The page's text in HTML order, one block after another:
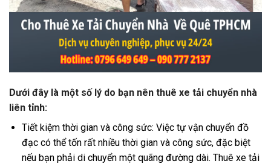
Dưới đây là một số lý do bạn nên thuê xe tải chuyển nhà
liên tỉnh:
Tiết kiệm thời gian và công sức: Việc tự vận chuyển đồ
đạc có thể tốn rất nhiều thời gian và công sức, đặc biệt
nếu bạn phải di chuyển một quãng đường dài. Thuê xe tải